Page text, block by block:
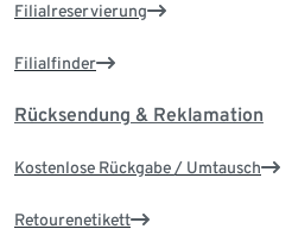
Filialreservierung
Filialfinder
Rücksendung & Reklamation
Kostenlose Rückgabe / Umtausch
Retourenetikett